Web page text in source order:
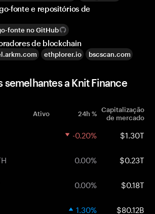
fonte e repositórios de
fonte no GitHub
de blockchain
ethplorer.io
bscscan.com
semelhantes a Knit Finance
Ativo 24h % Capitalização
de mercado
-0.20% $1.30T
0.00% $0.23T
0.00% $0.18T
1.30% $80.12B